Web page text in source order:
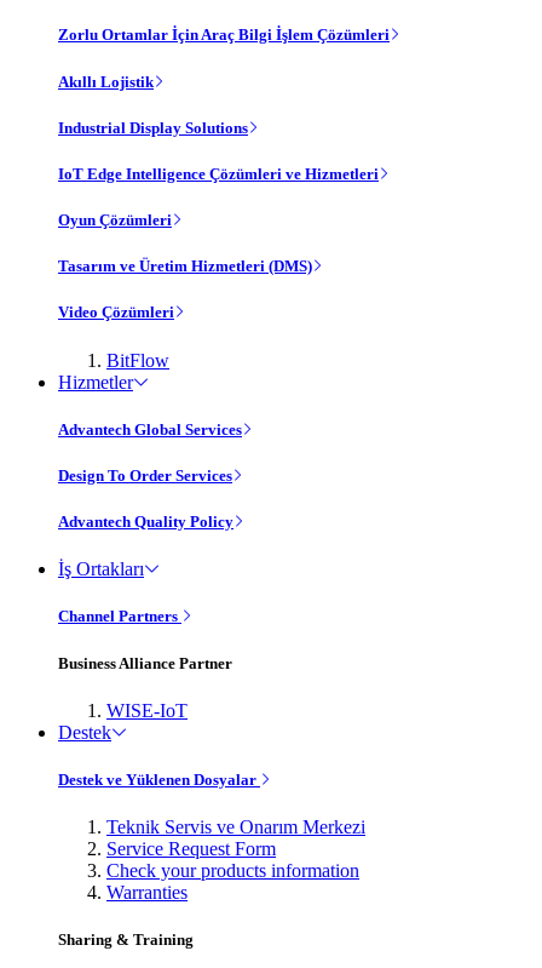
Zorlu Ortamlar İçin Araç Bilgi İşlem Çözümleri
Akıllı Lojistik
Industrial Display Solutions
IoT Edge Intelligence Çözümleri ve Hizmetleri
Oyun Çözümleri
Tasarım ve Üretim Hizmetleri (DMS)
Video Çözümleri
BitFlow
Hizmetler
Advantech Global Services
Design To Order Services
Advantech Quality Policy
İş Ortakları
Channel Partners
Business Alliance Partner
WISE-IoT
Destek
Destek ve Yüklenen Dosyalar
Teknik Servis ve Onarım Merkezi
Service Request Form
Check your products information
Warranties
Sharing & Training